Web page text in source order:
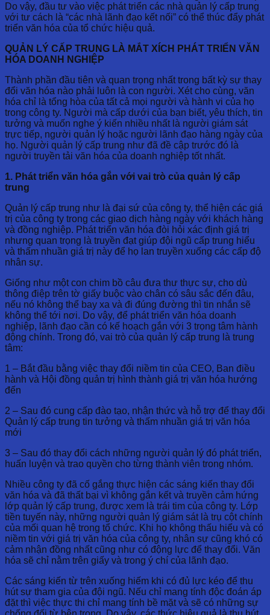
Do vậy, đầu tư vào việc phát triển các nhà quản lý cấp trung
với tư cách là “các nhà lãnh đạo kết nối” có thể thúc đẩy phát
triển văn hóa của tổ chức hiệu quả.
QUẢN LÝ CẤP TRUNG LÀ MẮT XÍCH PHÁT TRIỂN VĂN
HÓA DOANH NGHIỆP
Thành phần đầu tiên và quan trọng nhất trong bất kỳ sự thay
đổi văn hóa nào phải luôn là con người. Xét cho cùng, văn
hóa chỉ là tổng hòa của tất cả mọi người và hành vi của họ
trong công ty. Người mà cấp dưới của bạn biết, yêu thích, tin
tưởng và muốn nghe ý kiến ​​nhiều nhất là người giám sát
trực tiếp, người quản lý hoặc người lãnh đạo hàng ngày của
họ. Người quản lý cấp trung như đã đề cập trước đó là
người truyền tải văn hóa của doanh nghiệp tốt nhất.
1. Phát triển văn hóa gắn với vai trò của quản lý cấp
trung
Quản lý cấp trung như là đại sứ của công ty, thể hiện các giá
trị của công ty trong các giao dịch hàng ngày với khách hàng
và đồng nghiệp. Phát triển văn hóa đòi hỏi xác định giá trị
nhưng quan trọng là truyền đạt giúp đội ngũ cấp trung hiểu
và thấm nhuần giá trị này để họ lan truyền xuống các cấp độ
nhân sự.
Giống như một con chim bồ câu đưa thư thực sự, cho dù
thông điệp trên tờ giấy buộc vào chân có sâu sắc đến đâu,
nếu nó không thể bay xa và đi đúng đường thì tin nhắn sẽ
không thể tới nơi. Do vậy, để phát triển văn hóa doanh
nghiệp, lãnh đạo cần có kế hoạch gắn với 3 trọng tâm hành
động chính. Trong đó, vai trò của quản lý cấp trung là trung
tâm:
1 – Bắt đầu bằng việc thay đổi niềm tin của CEO, Ban điều
hành và Hội đồng quản trị hình thành giá trị văn hóa hướng
đến
2 – Sau đó cung cấp đào tạo, nhận thức và hỗ trợ để thay đổi
Quản lý cấp trung tin tưởng và thấm nhuần giá trị văn hóa
mới
3 – Sau đó thay đổi cách những người quản lý đó phát triển,
huấn luyện và trao quyền cho từng thành viên trong nhóm.
Nhiều công ty đã cố gắng thực hiện các sáng kiến ​​thay đổi
văn hóa và đã thất bại vì không gắn kết và truyền cảm hứng
lớp quản lý cấp trung, được xem là trái tim của công ty. Lớp
tiền tuyến này, những người quản lý giám sát là trụ cột chính
của mối quan hệ trong tổ chức. Khi họ không thấu hiểu và có
niềm tin với giá trị văn hóa của công ty, nhân sự cũng khó có
cảm nhận đồng nhất cũng như có động lực để thay đổi. Văn
hóa sẽ chỉ nằm trên giấy và trong ý chí của lãnh đạo.
Các sáng kiến ​​từ trên xuống hiếm khi có đủ lực kéo để thu
hút sự tham gia của đội ngũ. Nếu chỉ mang tính độc đoán áp
đặt thì việc thực thi chỉ mang tính bề mặt và sẽ có những sự